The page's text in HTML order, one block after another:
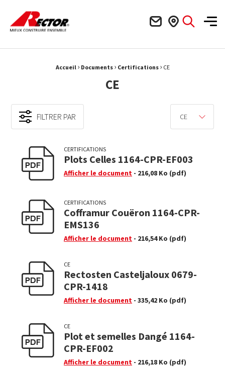
Rector Mieux construire ensemble
Accueil › Documents › Certifications › CE
CE
FILTRER PAR CE
CERTIFICATIONS
Plots Celles 1164-CPR-EF003
Afficher le document - 216,08 Ko (pdf)
CERTIFICATIONS
Cofframur Couëron 1164-CPR-
EMS136
Afficher le document - 216,54 Ko (pdf)
CE
Rectosten Casteljaloux 0679-
CPR-1418
Afficher le document - 335,42 Ko (pdf)
CE
Plot et semelles Dangé 1164-
CPR-EF002
Afficher le document - 216,18 Ko (pdf)